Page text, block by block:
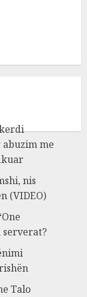
abuzim me
nis
(VIDEO)
serverat?
Talo